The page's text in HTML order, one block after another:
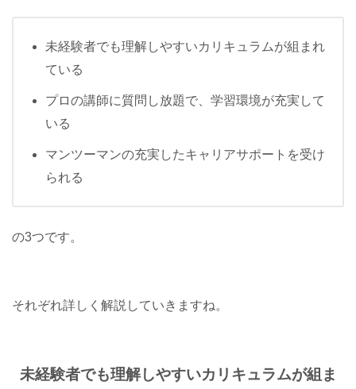
未経験者でも理解しやすいカリキュラムが組まれ
ている
プロの講師に質問し放題で、学習環境が充実して
いる
マンツーマンの充実したキャリアサポートを受け
られる
の3つです。
それぞれ詳しく解説していきますね。
未経験者でも理解しやすいカリキュラムが組ま